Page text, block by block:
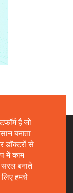
है जो
बनाता
डॉक्टरों से
में काम
बनाते
हमसे